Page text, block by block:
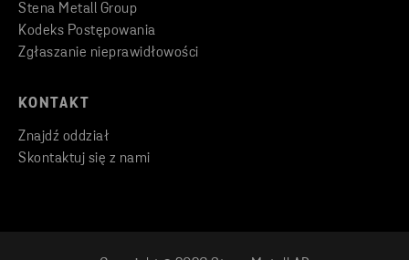
Stena Metall Group
Kodeks Postępowania
Zgłaszanie nieprawidłowości
KONTAKT
Znajdź oddział
Skontaktuj się z nami